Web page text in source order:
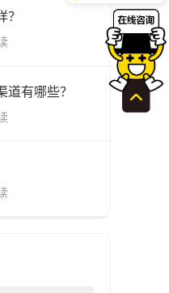
有哪些？
冷冻
关于
可以介绍下你们的产品么